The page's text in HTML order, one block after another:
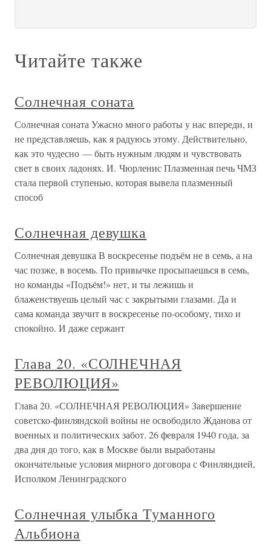
Читайте также
Солнечная соната
Солнечная соната Ужасно много работы у нас впереди, и
не представляешь, как я радуюсь этому. Действительно,
как это чудесно — быть нужным людям и чувствовать
свет в своих ладонях. И. Чюрленис Плазменная печь ЧМЗ
стала первой ступенью, которая вывела плазменный
способ
Солнечная девушка
Солнечная девушка В воскресенье подъём не в семь, а на
час позже, в восемь. По привычке просыпаешься в семь,
но команды «Подъём!» нет, и ты лежишь и
блаженствуешь целый час с закрытыми глазами. Да и
сама команда звучит в воскресенье по-особому, тихо и
спокойно. И даже сержант
Глава 20. «СОЛНЕЧНАЯ
РЕВОЛЮЦИЯ»
Глава 20. «СОЛНЕЧНАЯ РЕВОЛЮЦИЯ» Завершение
советско-финляндской войны не освободило Жданова от
военных и политических забот. 26 февраля 1940 года, за
два дня до того, как в Москве были выработаны
окончательные условия мирного договора с Финляндией,
Исполком Ленинградского
Солнечная улыбка Туманного
Альбиона